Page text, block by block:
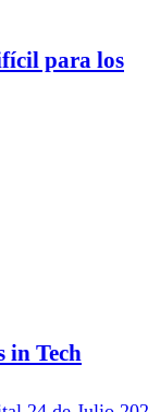
para los
in Tech